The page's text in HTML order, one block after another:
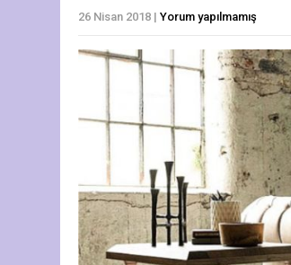
26 Nisan 2018 | Yorum yapılmamış